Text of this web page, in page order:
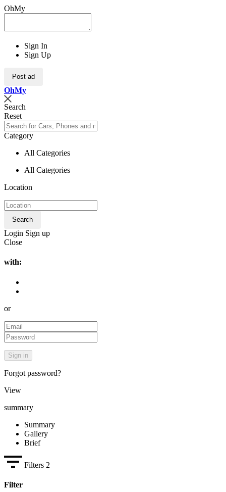
OhMy
Sign In
Sign Up
Post ad
OhMy
Search
Reset
Category
All Categories
All Categories
Location
Search
Login Sign up
Close
with:
or
Forgot password?
View
summary
Summary
Gallery
Brief
Filters 2
Filter